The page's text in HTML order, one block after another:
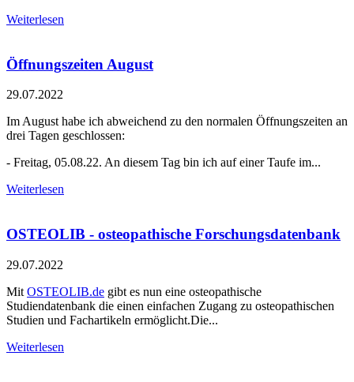
Weiterlesen
Öffnungszeiten August
29.07.2022
Im August habe ich abweichend zu den normalen Öffnungszeiten an
drei Tagen geschlossen:
- Freitag, 05.08.22. An diesem Tag bin ich auf einer Taufe im...
Weiterlesen
OSTEOLIB - osteopathische Forschungsdatenbank
29.07.2022
Mit OSTEOLIB.de gibt es nun eine osteopathische
Studiendatenbank die einen einfachen Zugang zu osteopathischen
Studien und Fachartikeln ermöglicht.Die...
Weiterlesen